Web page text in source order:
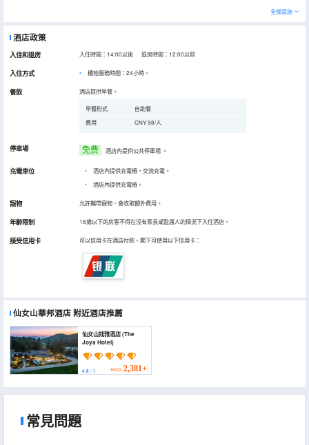
全部設施
酒店政策
入住和退房 入住時間：14:00以後 退房時間：12:00以前
入住方式 櫃枱服務時間：24小時。
餐飲 酒店提供早餐。
早餐形式
自助餐
費用
CNY 98/人
停車場 免费 酒店內提供公共停車場 。
充電車位 •
酒店內提供充電樁，交流充電。
•
酒店內提供充電樁。
寵物 允許攜帶寵物，會收取額外費用。
年齡限制 18歲以下的房客不得在沒有家長或監護人的情況下入住酒店。
接受信用卡 可以信用卡在酒店付款，閣下可使用以下信用卡：
仙女山華邦酒店 附近酒店推薦
仙女山拙雅酒店 (The
Joya Hotel)
4.8 / 5 HKD 2,381+
常見問題